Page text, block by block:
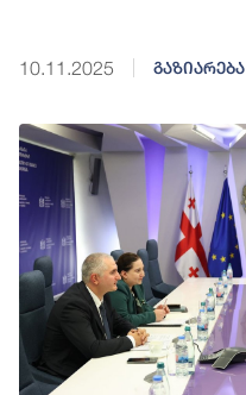
10.11.2025 გაზიარება